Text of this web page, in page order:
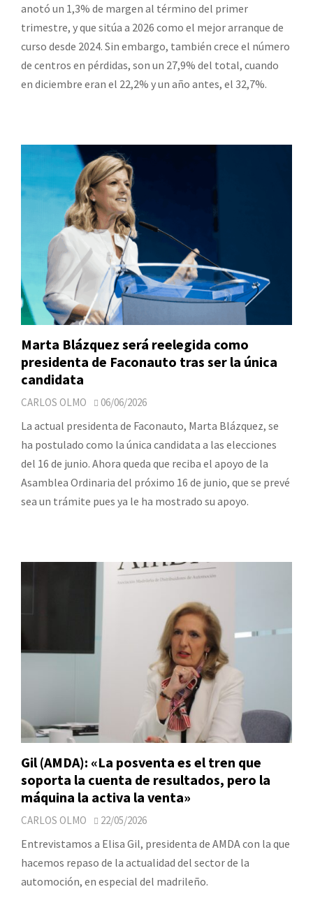
anotó un 1,3% de margen al término del primer
trimestre, y que sitúa a 2026 como el mejor arranque de
curso desde 2024. Sin embargo, también crece el número
de centros en pérdidas, son un 27,9% del total, cuando
en diciembre eran el 22,2% y un año antes, el 32,7%.
Marta Blázquez será reelegida como
presidenta de Faconauto tras ser la única
candidata
CARLOS OLMO 06/06/2026
La actual presidenta de Faconauto, Marta Blázquez, se
ha postulado como la única candidata a las elecciones
del 16 de junio. Ahora queda que reciba el apoyo de la
Asamblea Ordinaria del próximo 16 de junio, que se prevé
sea un trámite pues ya le ha mostrado su apoyo.
Gil (AMDA): «La posventa es el tren que
soporta la cuenta de resultados, pero la
máquina la activa la venta»
CARLOS OLMO 22/05/2026
Entrevistamos a Elisa Gil, presidenta de AMDA con la que
hacemos repaso de la actualidad del sector de la
automoción, en especial del madrileño.